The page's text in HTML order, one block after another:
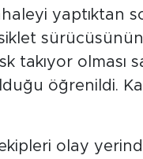
yaptıktan
takıyor olması
öğrenildi.
olay